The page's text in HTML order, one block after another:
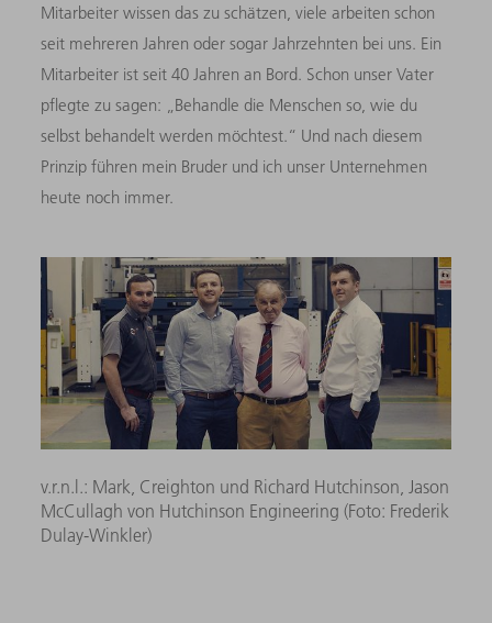
Mitarbeiter wissen das zu schätzen, viele arbeiten schon
seit mehreren Jahren oder sogar Jahrzehnten bei uns. Ein
Mitarbeiter ist seit 40 Jahren an Bord. Schon unser Vater
pflegte zu sagen: „Behandle die Menschen so, wie du
selbst behandelt werden möchtest.“ Und nach diesem
Prinzip führen mein Bruder und ich unser Unternehmen
heute noch immer.
v.r.n.l.: Mark, Creighton und Richard Hutchinson, Jason
McCullagh von Hutchinson Engineering (Foto: Frederik
Dulay-Winkler)